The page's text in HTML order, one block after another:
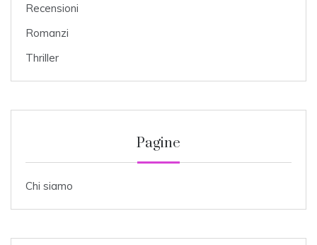
Recensioni
Romanzi
Thriller
Pagine
Chi siamo